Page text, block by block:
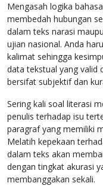
Mengasah logika
membedah hubungan
dalam teks narasi
ujian nasional. Anda
kalimat sehingga
data tekstual yang valid
bersifat subjektif dan
Sering kali soal literasi
penulis terhadap isu
paragraf yang memiliki
Melatih kepekaan
dalam teks akan
dengan tingkat akurasi
membanggakan sekali.